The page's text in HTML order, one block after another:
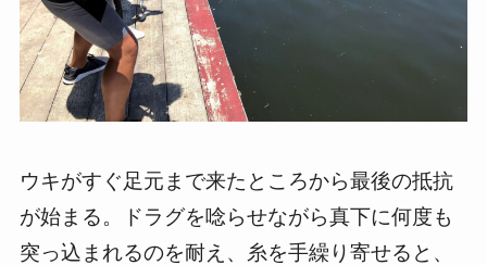
ウキがすぐ足元まで来たところから最後の抵抗
が始まる。ドラグを唸らせながら真下に何度も
突っ込まれるのを耐え、糸を手繰り寄せると、